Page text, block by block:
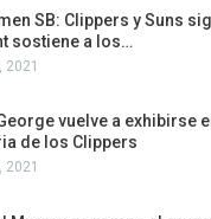
SB: Clippers y Suns
sostiene a los…
2021
vuelve a exhibirse
de los Clippers
2021